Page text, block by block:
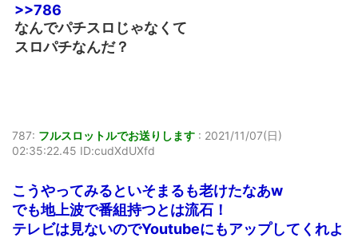
>>786
なんでパチスロじゃなくて
スロパチなんだ？
787: フルスロットルでお送りします : 2021/11/07(日)
02:35:22.45 ID:cudXdUXfd
こうやってみるといそまるも老けたなあw
でも地上波で番組持つとは流石！
テレビは見ないのでYoutubeにもアップしてくれよ